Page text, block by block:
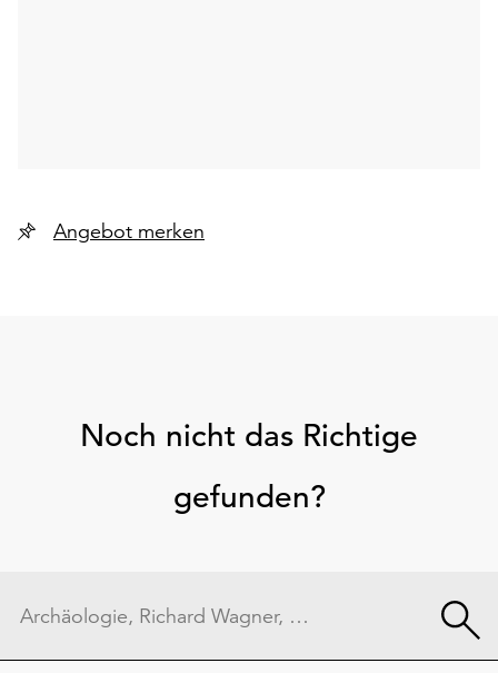
Angebot merken
Noch nicht das Richtige
gefunden?